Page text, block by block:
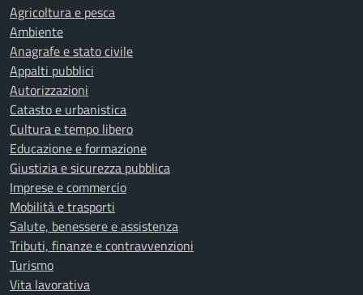
Agricoltura e pesca
Ambiente
Anagrafe e stato civile
Appalti pubblici
Autorizzazioni
Catasto e urbanistica
Cultura e tempo libero
Educazione e formazione
Giustizia e sicurezza pubblica
Imprese e commercio
Mobilità e trasporti
Salute, benessere e assistenza
Tributi, finanze e contravvenzioni
Turismo
Vita lavorativa